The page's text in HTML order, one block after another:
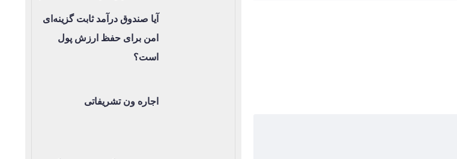
آیا صندوق درآمد ثابت گزینه‌ای
امن برای حفظ ارزش پول
است؟
اجاره ون تشریفاتی